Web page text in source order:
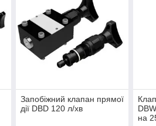
Запобіжний клапан прямої
дії DBD 120 л/хв
на